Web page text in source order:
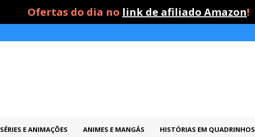
Ofertas do dia no link de afiliado Amazon!
SÉRIES E ANIMAÇÕES ANIMES E MANGÁS HISTÓRIAS EM QUADRINHOS